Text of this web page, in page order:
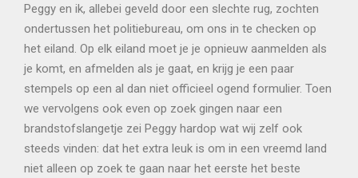
Peggy en ik, allebei geveld door een slechte rug, zochten
ondertussen het politiebureau, om ons in te checken op
het eiland. Op elk eiland moet je je opnieuw aanmelden als
je komt, en afmelden als je gaat, en krijg je een paar
stempels op een al dan niet officieel ogend formulier. Toen
we vervolgens ook even op zoek gingen naar een
brandstofslangetje zei Peggy hardop wat wij zelf ook
steeds vinden: dat het extra leuk is om in een vreemd land
niet alleen op zoek te gaan naar het eerste het beste